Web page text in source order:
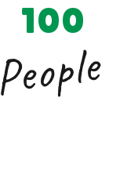
100
People